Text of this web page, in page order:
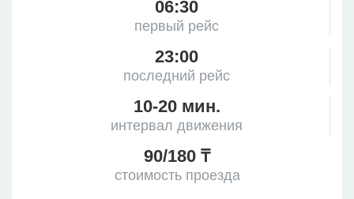
06:30
первый рейс
23:00
последний рейс
10-20 мин.
интервал движения
90/180 ₸
стоимость проезда